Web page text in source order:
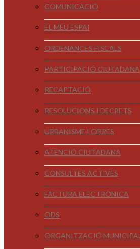
COMUNICACIÓ
EL MEU ESPAI
ORDENANCES FISCALS
PARTICIPACIÓ CIUTADANA
RECAPTACIÓ
RESOLUCIONS I DECRETS
URBANISME I OBRES
ATENCIÓ CIUTADANA
CONSULTES ACTIVES
FACTURA ELECTRÒNICA
ODS
ORGANITZACIÓ MUNICIPAL